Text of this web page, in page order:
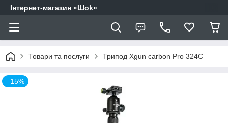
Інтернет-магазин «Шоk»
Товари та послуги Трипод Xgun carbon Рro 324C
–15%